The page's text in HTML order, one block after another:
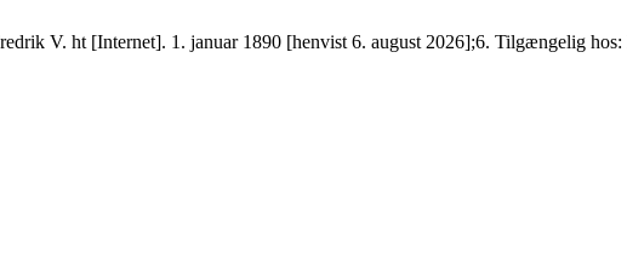
V. ht [Internet]. 1. januar 1890 [henvist 6. august 2026];6. Tilgængelig